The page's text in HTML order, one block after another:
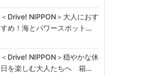
＜Drive! NIPPON＞大人におす
すめ！海とパワースポット…
＜Drive! NIPPON＞穏やかな休
日を楽しむ大人たちへ 箱…